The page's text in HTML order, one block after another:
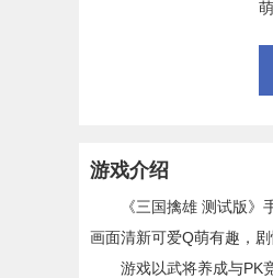
游戏介绍
《三国擒雄 测试版》手
画面清新可爱Q萌有趣，
游戏以武将养成与PK竞